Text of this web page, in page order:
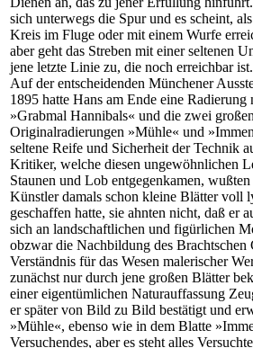
sich unterwegs die Spur und es scheint,
Kreis im Fluge oder mit einem Wurfe
aber geht das Streben mit einer seltenen
jene letzte Linie zu, die noch erreichbar ist.
Auf der entscheidenden Münchener
1895 hatte Hans am Ende eine Radierung
»Grabmal Hannibals« und die zwei großen
Originalradierungen »Mühle« und
seltene Reife und Sicherheit der Technik
Kritiker, welche diesen ungewöhnlichen
Staunen und Lob entgegenkamen,
Künstler damals schon kleine Blätter voll
geschaffen hatte, sie ahnten nicht, daß er
sich an landschaftlichen und figürlichen
obzwar die Nachbildung des Brachtschen
Verständnis für das Wesen malerischer
zunächst nur durch jene großen Blätter
einer eigentümlichen Naturauffassung
er später von Bild zu Bild bestätigt und
»Mühle«, ebenso wie in dem Blatte
Versuchendes, aber es steht alles